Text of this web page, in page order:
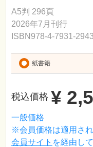
A5判 296頁
2026年7月刊行
ISBN978-4-7931-
紙書籍
税込価格 ¥
一般価格
※会員価格は適用さ
会員サイト を経由し